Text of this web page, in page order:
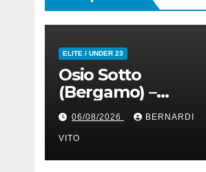
ELITE / UNDER 23
Osio Sotto
(Bergamo) –
Ciclismo Elite-U23
Sotto le Stelle :
Kevin Bertoncelli
(SC Padovani-Polo
06/08/2026 BERNARDI
VITO